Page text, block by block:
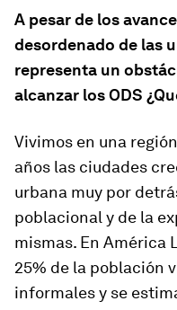
A pesar de los
desordenado de las
representa un
alcanzar los ODS
Vivimos en una
años las ciudades
urbana muy por
poblacional y de la
mismas. En América
25% de la población
informales y se